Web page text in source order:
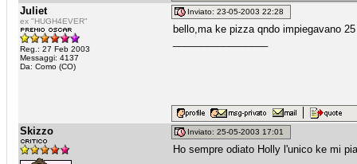
Juliet
ex "HUGH4EVER"
Reg.: 27 Feb 2003
Messaggi: 4137
Da: Como (CO)
Inviato: 23-05-2003 22:28
bello,ma ke pizza qndo impiegavano
Skizzo Inviato: 25-05-2003 17:01
Ho sempre odiato Holly l'unico ke mi